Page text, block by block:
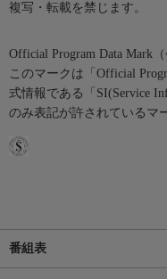
複写・転載を禁じます。
Official Program Data Mark
このマークは「Official
式情報である「SI(Service
のみ表記が許されているマ
番組表